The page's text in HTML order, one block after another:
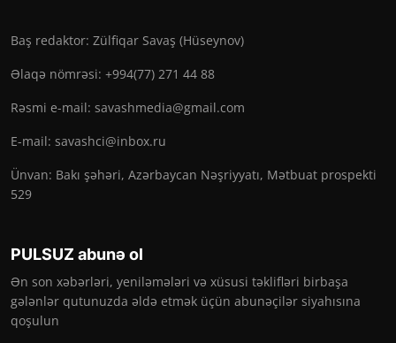
Baş redaktor: Zülfiqar Savaş (Hüseynov)
Əlaqə nömrəsi: +994(77) 271 44 88
Rəsmi e-mail: savashmedia@gmail.com
E-mail: savashci@inbox.ru
Ünvan: Bakı şəhəri, Azərbaycan Nəşriyyatı, Mətbuat prospekti
529
PULSUZ abunə ol
Ən son xəbərləri, yeniləmələri və xüsusi təklifləri birbaşa
gələnlər qutunuzda əldə etmək üçün abunəçilər siyahısına
qoşulun